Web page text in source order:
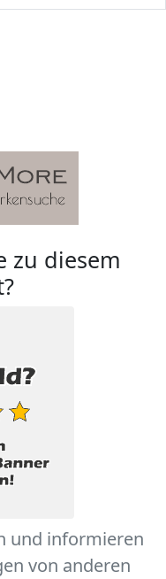
zu diesem
und informieren
von anderen